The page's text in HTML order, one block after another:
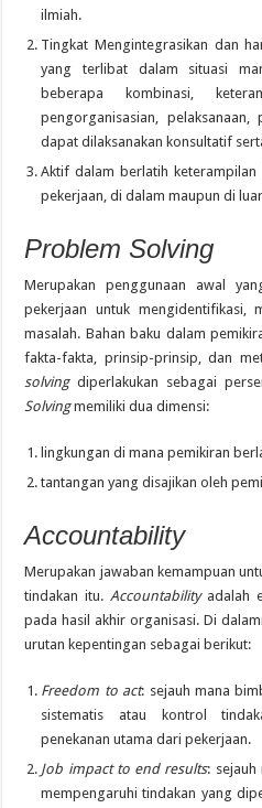
ilmiah.
Tingkat Mengintegrasikan dan
yang terlibat dalam situasi
beberapa kombinasi,
pengorganisasian,
dapat dilaksanakan konsultatif
Aktif dalam berlatih
pekerjaan, di dalam maupun di
Problem Solving
Merupakan penggunaan awal
pekerjaan untuk mengidentifikasi,
masalah. Bahan baku dalam
fakta-fakta, prinsip-prinsip, dan
solving diperlakukan sebagai
Solvingmemiliki dua dimensi:
lingkungan di mana pemikiran
tantangan yang disajikan oleh
Accountability
Merupakan jawaban kemampuan
tindakan itu.Accountabilityadalah
pada hasil akhir organisasi. Di
urutan kepentingan sebagai berikut:
Freedom to act: sejauh mana
sistematis atau kontrol
penekanan utama dari pekerjaan.
Job impact to end results: sejauh
mempengaruhi tindakan yang